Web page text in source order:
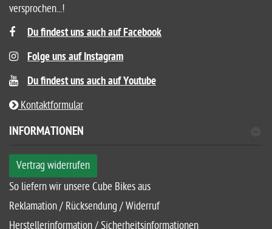
versprochen...!
Du findest uns auch auf Facebook
Folge uns auf Instagram
Du findest uns auch auf Youtube
Kontaktformular
INFORMATIONEN
Vertrag widerrufen
So liefern wir unsere Cube Bikes aus
Reklamation / Rücksendung / Widerruf
Herstellerinformation / Sicherheitsinformationen